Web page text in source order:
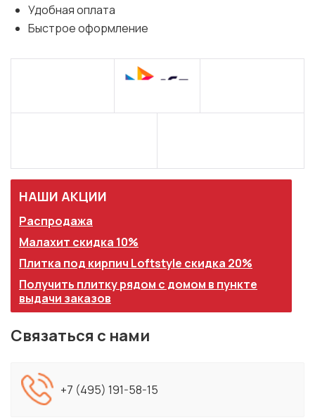
Удобная оплата
Быстрое оформление
НАШИ АКЦИИ
Распродажа
Малахит скидка 10%
Плитка под кирпич Loftstyle скидка 20%
Получить плитку рядом с домом в пункте
выдачи заказов
Связаться с нами
+7 (495) 191-58-15